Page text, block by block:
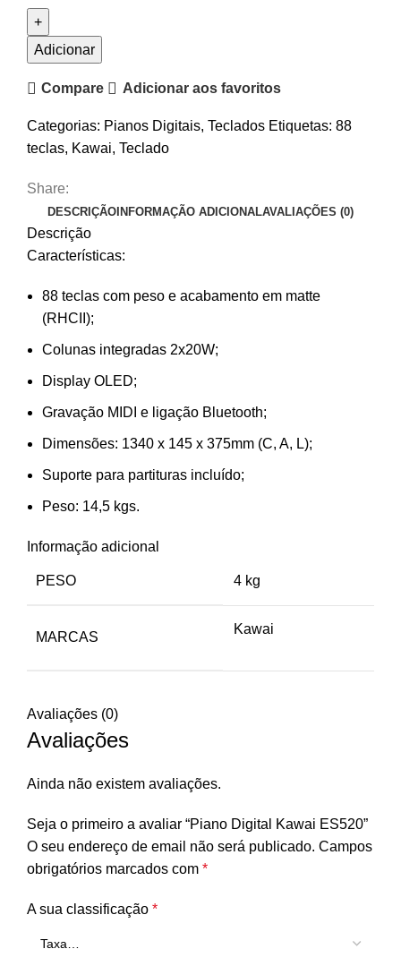
Piano
Digital
ES520
Adicionar
Compare Adicionar aos favoritos
Categorias: Pianos Digitais, Teclados Etiquetas: 88
teclas, Kawai, Teclado
Share:
DESCRIÇÃOINFORMAÇÃO ADICIONALAVALIAÇÕES (0)
Descrição
Características:
88 teclas com peso e acabamento em matte
(RHCII);
Colunas integradas 2x20W;
Display OLED;
Gravação MIDI e ligação Bluetooth;
Dimensões: 1340 x 145 x 375mm (C, A, L);
Suporte para partituras incluído;
Peso: 14,5 kgs.
Informação adicional
PESO 4 kg
MARCAS
Kawai
Avaliações (0)
Avaliações
Ainda não existem avaliações.
Seja o primeiro a avaliar “Piano Digital Kawai ES520”
O seu endereço de email não será publicado. Campos
obrigatórios marcados com *
A sua classificação *